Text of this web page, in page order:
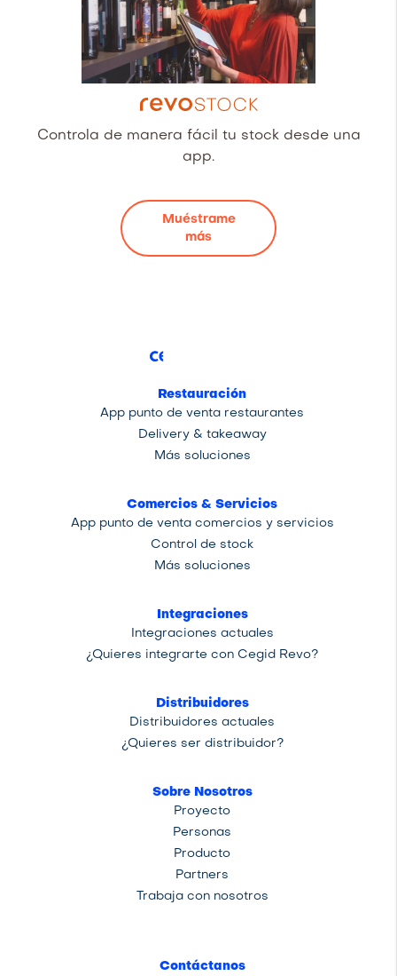
Controla de manera fácil tu stock desde una
app.
Muéstrame
más
Restauración
App punto de venta restaurantes
Delivery & takeaway
Más soluciones
Comercios & Servicios
App punto de venta comercios y servicios
Control de stock
Más soluciones
Integraciones
Integraciones actuales
¿Quieres integrarte con Cegid Revo?
Distribuidores
Distribuidores actuales
¿Quieres ser distribuidor?
Sobre Nosotros
Proyecto
Personas
Producto
Partners
Trabaja con nosotros
Contáctanos